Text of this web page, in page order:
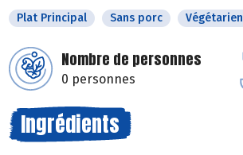
Plat Principal Sans porc Végétarien
Nombre de personnes
0 personnes
Ingrédients